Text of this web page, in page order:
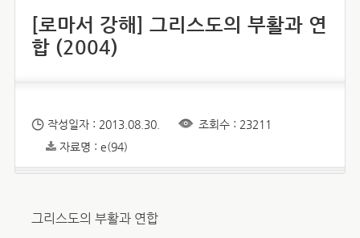
[로마서 강해] 그리스도의 부활과 연
합 (2004)
작성일자 : 2013.08.30.
조회수 : 23211
자료명 : e(94)
그리스도의 부활과 연합